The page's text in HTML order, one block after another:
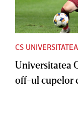
CS
Universitatea
off-ul cupelor